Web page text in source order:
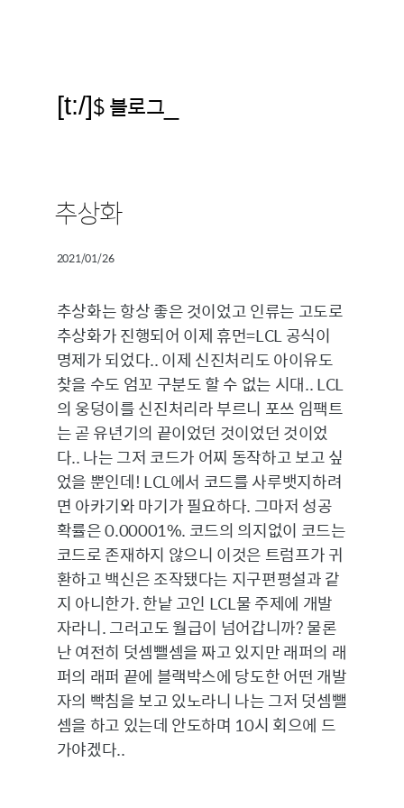
[t:/]$ 블로그
추상화
2021/01/26
추상화는 항상 좋은 것이었고 인류는 고도로
추상화가 진행되어 이제 휴먼=LCL 공식이
명제가 되었다.. 이제 신진처리도 아이유도
찾을 수도 엄꼬 구분도 할 수 없는 시대.. LCL
의 웅덩이를 신진처리라 부르니 포쓰 임팩트
는 곧 유년기의 끝이었던 것이었던 것이었
다.. 나는 그저 코드가 어찌 동작하고 보고 싶
었을 뿐인데! LCL에서 코드를 사루뱃지하려
면 아카기와 마기가 필요하다. 그마저 성공
확률은 0.00001%. 코드의 의지없이 코드는
코드로 존재하지 않으니 이것은 트럼프가 귀
환하고 백신은 조작됐다는 지구편평설과 같
지 아니한가. 한낱 고인 LCL물 주제에 개발
자라니. 그러고도 월급이 넘어갑니까? 물론
난 여전히 덧셈뺄셈을 짜고 있지만 래퍼의 래
퍼의 래퍼 끝에 블랙박스에 당도한 어떤 개발
자의 빡침을 보고 있노라니 나는 그저 덧셈뺄
셈을 하고 있는데 안도하며 10시 회으에 드
가야겠다..